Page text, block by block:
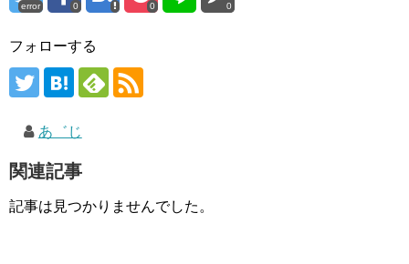
error 0 0 0
フォローする
あ゛じ
関連記事
記事は見つかりませんでした。